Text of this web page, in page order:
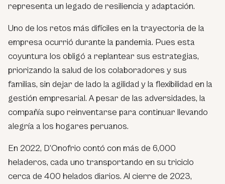
representa un legado de resiliencia y adaptación.
Uno de los retos más difíciles en la trayectoria de la
empresa ocurrió durante la pandemia. Pues esta
coyuntura los obligó a replantear sus estrategias,
priorizando la salud de los colaboradores y sus
familias, sin dejar de lado la agilidad y la flexibilidad en la
gestión empresarial. A pesar de las adversidades, la
compañía supo reinventarse para continuar llevando
alegría a los hogares peruanos.
En 2022, D’Onofrio contó con más de 6,000
heladeros, cada uno transportando en su triciclo
cerca de 400 helados diarios. Al cierre de 2023,